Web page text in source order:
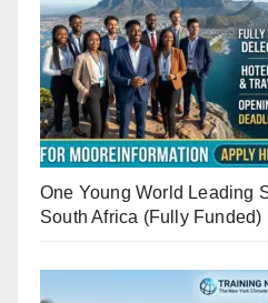
One Young World Leading
South Africa (Fully Funded)